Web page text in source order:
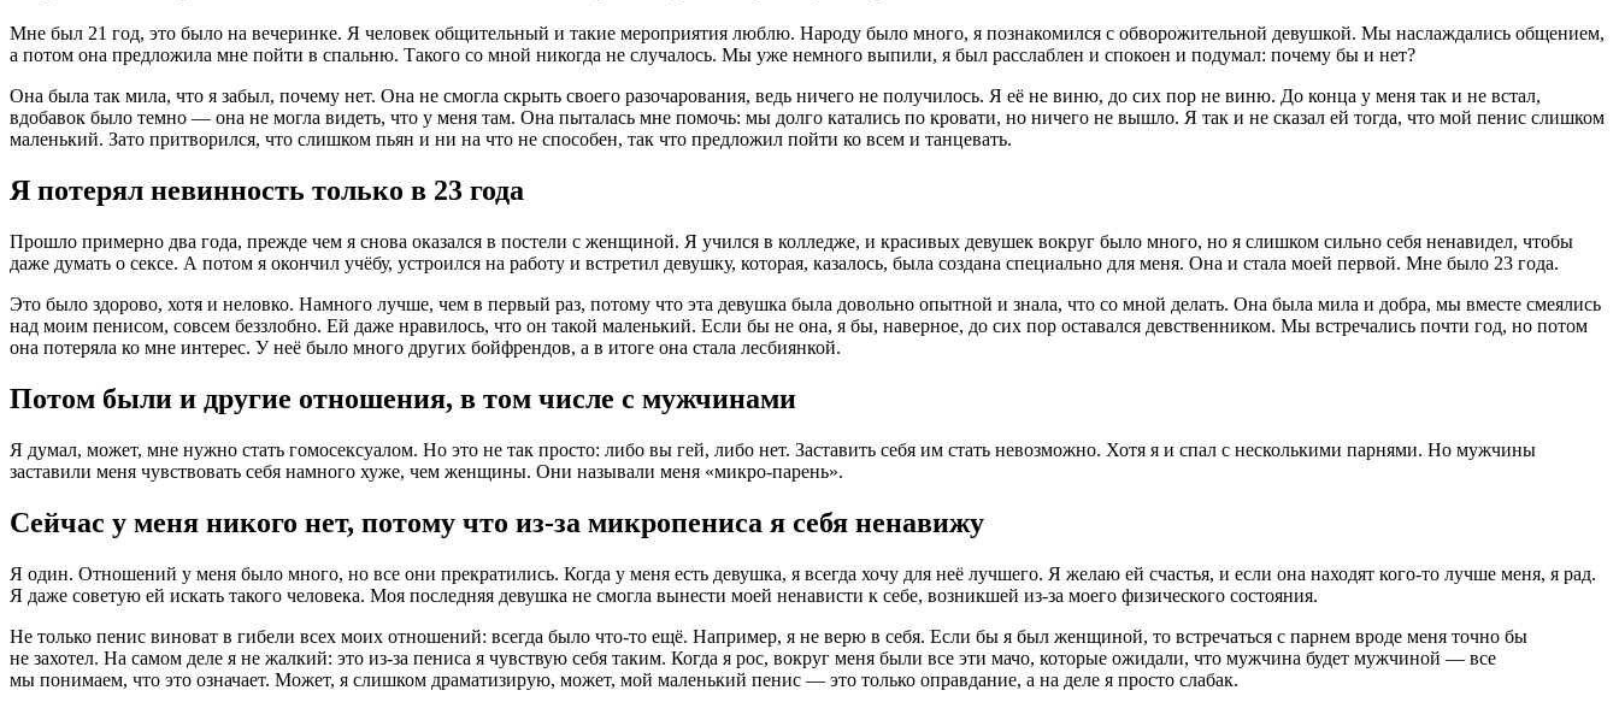
Мне был 21 год, это было на вечеринке. Я человек общительный и такие мероприятия люблю. Народу было много, я познакомился с обворожительной девушкой. Мы наслаждались общением,
а потом она предложила мне пойти в спальню. Такого со мной никогда не случалось. Мы уже немного выпили, я был расслаблен и спокоен и подумал: почему бы и нет?
Она была так мила, что я забыл, почему нет. Она не смогла скрыть своего разочарования, ведь ничего не получилось. Я её не виню, до сих пор не виню. До конца у меня так и не встал,
вдобавок было темно — она не могла видеть, что у меня там. Она пыталась мне помочь: мы долго катались по кровати, но ничего не вышло. Я так и не сказал ей тогда, что мой пенис слишком
маленький. Зато притворился, что слишком пьян и ни на что не способен, так что предложил пойти ко всем и танцевать.
Я потерял невинность только в 23 года
Прошло примерно два года, прежде чем я снова оказался в постели с женщиной. Я учился в колледже, и красивых девушек вокруг было много, но я слишком сильно себя ненавидел, чтобы
даже думать о сексе. А потом я окончил учёбу, устроился на работу и встретил девушку, которая, казалось, была создана специально для меня. Она и стала моей первой. Мне было 23 года.
Это было здорово, хотя и неловко. Намного лучше, чем в первый раз, потому что эта девушка была довольно опытной и знала, что со мной делать. Она была мила и добра, мы вместе смеялись
над моим пенисом, совсем беззлобно. Ей даже нравилось, что он такой маленький. Если бы не она, я бы, наверное, до сих пор оставался девственником. Мы встречались почти год, но потом
она потеряла ко мне интерес. У неё было много других бойфрендов, а в итоге она стала лесбиянкой.
Потом были и другие отношения, в том числе с мужчинами
Я думал, может, мне нужно стать гомосексуалом. Но это не так просто: либо вы гей, либо нет. Заставить себя им стать невозможно. Хотя я и спал с несколькими парнями. Но мужчины
заставили меня чувствовать себя намного хуже, чем женщины. Они называли меня «микро-парень».
Сейчас у меня никого нет, потому что из-за микропениса я себя ненавижу
Я один. Отношений у меня было много, но все они прекратились. Когда у меня есть девушка, я всегда хочу для неё лучшего. Я желаю ей счастья, и если она находят кого-то лучше меня, я рад.
Я даже советую ей искать такого человека. Моя последняя девушка не смогла вынести моей ненависти к себе, возникшей из-за моего физического состояния.
Не только пенис виноват в гибели всех моих отношений: всегда было что-то ещё. Например, я не верю в себя. Если бы я был женщиной, то встречаться с парнем вроде меня точно бы
не захотел. На самом деле я не жалкий: это из-за пениса я чувствую себя таким. Когда я рос, вокруг меня были все эти мачо, которые ожидали, что мужчина будет мужчиной — все
мы понимаем, что это означает. Может, я слишком драматизирую, может, мой маленький пенис — это только оправдание, а на деле я просто слабак.